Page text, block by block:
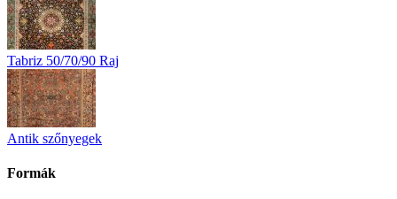
Tabriz 50/70/90 Raj
Antik szőnyegek
Formák